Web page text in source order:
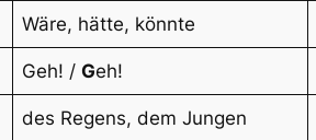
Wäre, hätte, könnte
Geh! /Geh!
des Regens, dem Jungen